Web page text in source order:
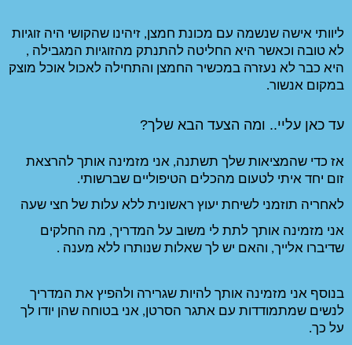
ליוותי אישה שנשמה עם מכונת חמצן, זיהינו שהקושי היה זוגיות
לא טובה וכאשר היא החליטה להתנתק מהזוגיות המגבילה ,
היא כבר לא נעזרה במכשיר החמצן והתחילה לאכול אוכל מוצק
שלך?
אז כדי שהמציאות שלך תשתנה, אני מזמינה אותך להרצאת
הטיפוליים שברשותי.
ראשונית ללא עלות של חצי שעה
אני מזמינה אותך לתת לי משוב על המדריך, מה החלקים
שנותרו ללא מענה .
בנוסף אני מזמינה אותך להיות שגרירה ולהפיץ את המדריך
לנשים שמתמודדות עם אתגר הסרטן, אני בטוחה שהן יודו לך